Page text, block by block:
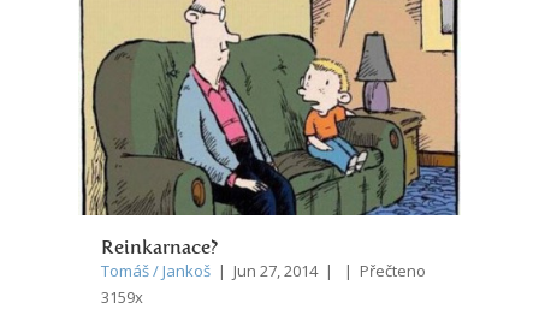
Reinkarnace?
Tomáš / Jankoš | Jun 27, 2014 | | Přečteno
3159x